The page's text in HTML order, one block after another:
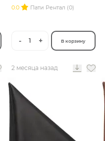
0.0
Пати Рентал (0)
- 1 + В корзину
2 месяца назад